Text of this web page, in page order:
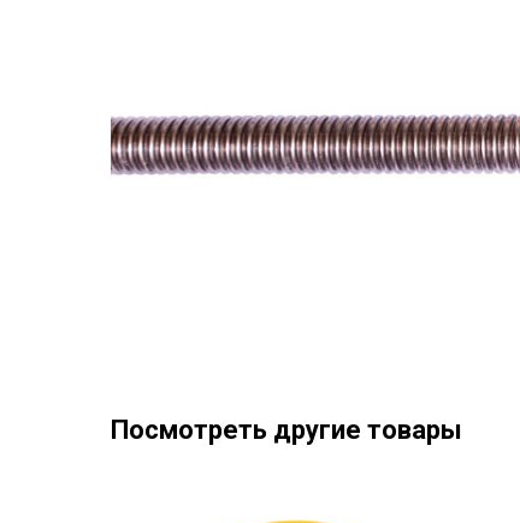
Посмотреть другие товары